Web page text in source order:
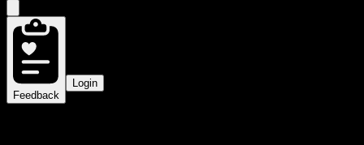
Feedback
Login